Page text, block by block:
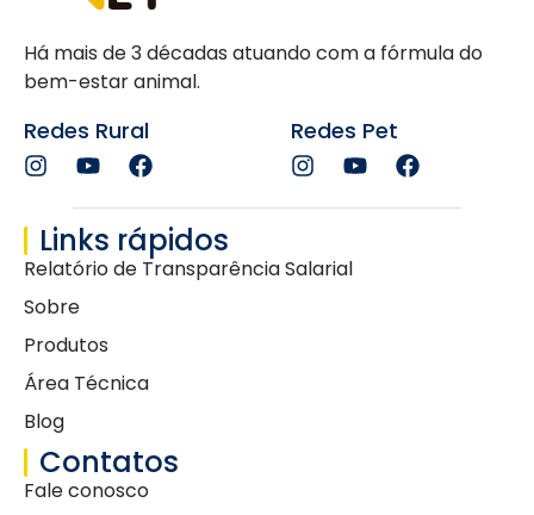
Há mais de 3 décadas atuando com a fórmula do
bem-estar animal.
Redes Rural Redes Pet
Links rápidos
Relatório de Transparência Salarial
Sobre
Produtos
Área Técnica
Blog
Contatos
Fale conosco